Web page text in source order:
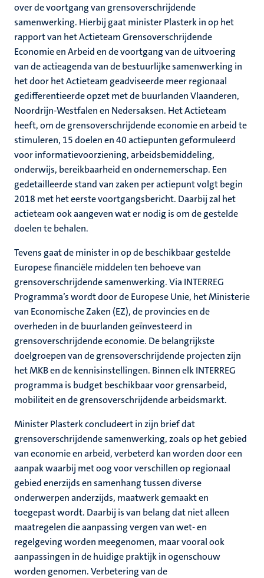
over de voortgang van grensoverschrijdende
samenwerking. Hierbij gaat minister Plasterk in op het
rapport van het Actieteam Grensoverschrijdende
Economie en Arbeid en de voortgang van de uitvoering
van de actieagenda van de bestuurlijke samenwerking in
het door het Actieteam geadviseerde meer regionaal
gedifferentieerde opzet met de buurlanden Vlaanderen,
Noordrijn-Westfalen en Nedersaksen. Het Actieteam
heeft, om de grensoverschrijdende economie en arbeid te
stimuleren, 15 doelen en 40 actiepunten geformuleerd
voor informatievoorziening, arbeidsbemiddeling,
onderwijs, bereikbaarheid en ondernemerschap. Een
gedetailleerde stand van zaken per actiepunt volgt begin
2018 met het eerste voortgangsbericht. Daarbij zal het
actieteam ook aangeven wat er nodig is om de gestelde
doelen te behalen.
Tevens gaat de minister in op de beschikbaar gestelde
Europese financiële middelen ten behoeve van
grensoverschrijdende samenwerking. Via INTERREG
Programma’s wordt door de Europese Unie, het Ministerie
van Economische Zaken (EZ), de provincies en de
overheden in de buurlanden geïnvesteerd in
grensoverschrijdende economie. De belangrijkste
doelgroepen van de grensoverschrijdende projecten zijn
het MKB en de kennisinstellingen. Binnen elk INTERREG
programma is budget beschikbaar voor grensarbeid,
mobiliteit en de grensoverschrijdende arbeidsmarkt.
Minister Plasterk concludeert in zijn brief dat
grensoverschrijdende samenwerking, zoals op het gebied
van economie en arbeid, verbeterd kan worden door een
aanpak waarbij met oog voor verschillen op regionaal
gebied enerzijds en samenhang tussen diverse
onderwerpen anderzijds, maatwerk gemaakt en
toegepast wordt. Daarbij is van belang dat niet alleen
maatregelen die aanpassing vergen van wet- en
regelgeving worden meegenomen, maar vooral ook
aanpassingen in de huidige praktijk in ogenschouw
worden genomen. Verbetering van de